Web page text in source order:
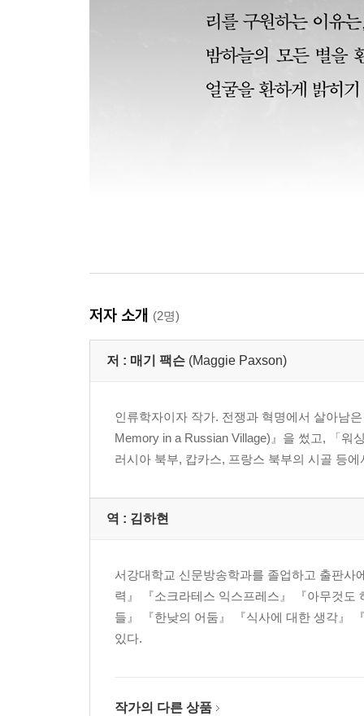
저자 소개 (2명)
저 : 매기 팩슨 (Maggie Paxson)
인류학자이자 작가. 전쟁과 혁명에서 살아남
Memory in a Russian Village)』을 썼고, 「워
러시아 북부, 캅카스, 프랑스 북부의 시골 등에
역 : 김하현
서강대학교 신문방송학과를 졸업하고 출판
력』 『소크라테스 익스프레스』 『아무것
들』 『한낮의 어둠』 『식사에 대한 생각』
있다.
작가의 다른 상품